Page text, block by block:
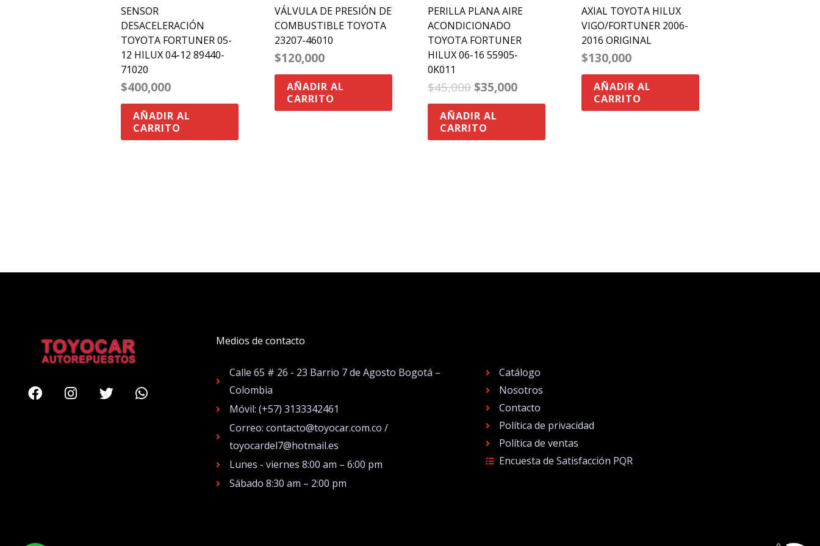
SENSOR
DESACELERACIÓN
TOYOTA FORTUNER 05-
12 HILUX 04-12 89440-
71020
$400,000
AÑADIR AL
CARRITO
VÁLVULA DE PRESIÓN DE
COMBUSTIBLE TOYOTA
23207-46010
$120,000
AÑADIR AL
CARRITO
PERILLA PLANA AIRE
ACONDICIONADO
TOYOTA FORTUNER
HILUX 06-16 55905-
0K011
$45,000 $35,000
AÑADIR AL
CARRITO
AXIAL TOYOTA HILUX
VIGO/FORTUNER 2006-
2016 ORIGINAL
$130,000
AÑADIR AL
CARRITO
FacebookInstagram
TwitterWhatsapp
Medios de contacto
Calle 65 # 26 - 23 Barrio 7 de Agosto Bogotá –
Colombia
Móvil: (+57) 3133342461
Correo: contacto@toyocar.com.co /
toyocardel7@hotmail.es
Lunes - viernes 8:00 am – 6:00 pm
Sábado 8:30 am – 2:00 pm
Catálogo
Nosotros
Contacto
Política de privacidad
Política de ventas
Encuesta de Satisfacción PQR